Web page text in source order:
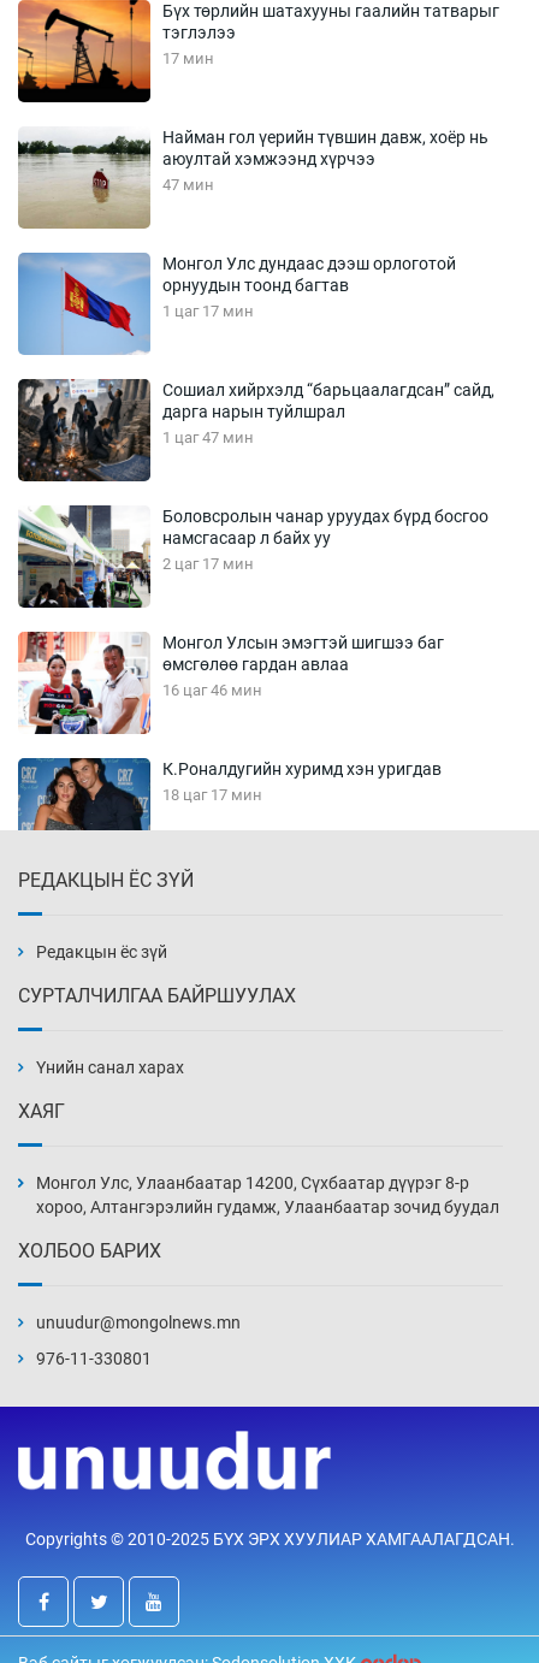
Бүх төрлийн шатахууны гаалийн татварыг
тэглэлээ
17 мин
Найман гол үерийн түвшин давж, хоёр нь
аюултай хэмжээнд хүрчээ
47 мин
Монгол Улс дундаас дээш орлоготой
орнуудын тоонд багтав
1 цаг 17 мин
Сошиал хийрхэлд “барьцаалагдсан” сайд,
дарга нарын туйлшрал
1 цаг 47 мин
Боловсролын чанар уруудах бүрд босгоо
намсгасаар л байх уу
2 цаг 17 мин
Монгол Улсын эмэгтэй шигшээ баг
өмсгөлөө гардан авлаа
16 цаг 46 мин
К.Роналдугийн хуримд хэн уригдав
18 цаг 17 мин
19 цаг 17 мин
19 цаг 47 мин
20 цаг 17 мин
20 цаг 47 мин
хуралд 528 илтгэл хэлэлцүүлэх нь
21 цаг 17 мин
Улаан бурхны эсрэг дархлаажуулалтыг
РЕДАКЦЫН ЁС ЗҮЙ
Редакцын ёс зүй
СУРТАЛЧИЛГАА БАЙРШУУЛАХ
Үнийн санал харах
ХАЯГ
Монгол Улс, Улаанбаатар 14200, Сүхбаатар дүүрэг 8-р
хороо, Алтангэрэлийн гудамж, Улаанбаатар зочид буудал
ХОЛБОО БАРИХ
unuudur@mongolnews.mn
976-11-330801
Copyrights © 2010-2025 БҮХ ЭРХ ХУУЛИАР ХАМГААЛАГДСАН.